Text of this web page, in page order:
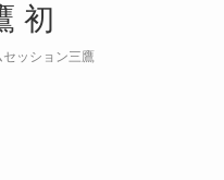
初
セッション三鷹